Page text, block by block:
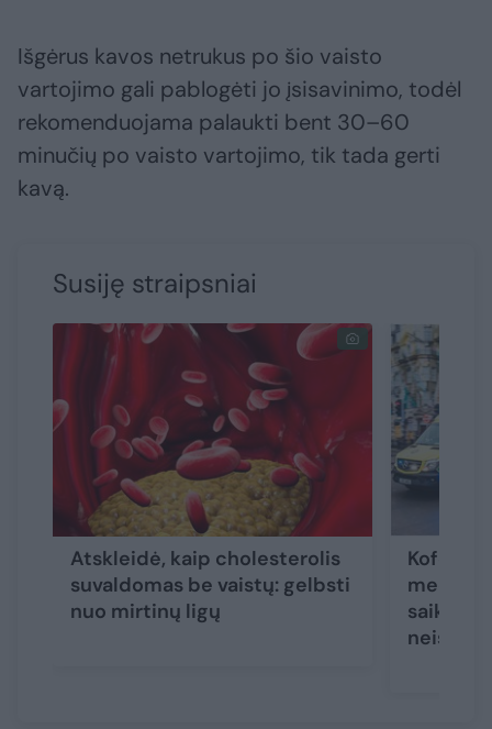
Išgėrus kavos netrukus po šio vaisto
vartojimo gali pablogėti jo įsisavinimo, todėl
rekomenduojama palaukti bent 30–60
minučių po vaisto vartojimo, tik tada gerti
kavą.
Susiję straipsniai
Atskleidė, kaip cholesterolis
suvaldomas be vaistų: gelbsti
nuo mirtinų ligų
medikai
saiką